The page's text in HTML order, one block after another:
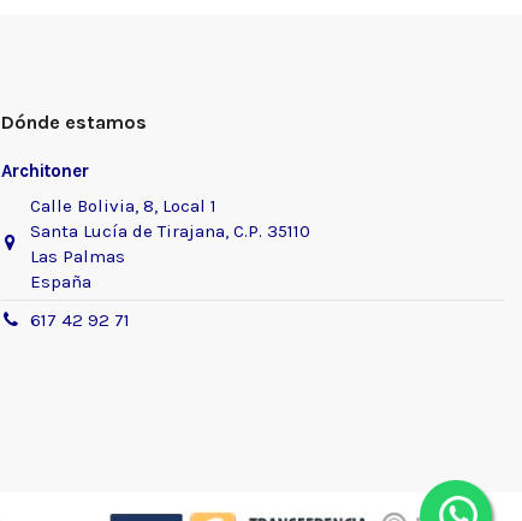
Dónde estamos
Architoner
Calle Bolivia, 8, Local 1
Santa Lucía de Tirajana, C.P. 35110
Las Palmas
España
617 42 92 71